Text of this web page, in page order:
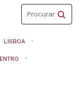
Toggle
navigation
Procurar
LISBOA